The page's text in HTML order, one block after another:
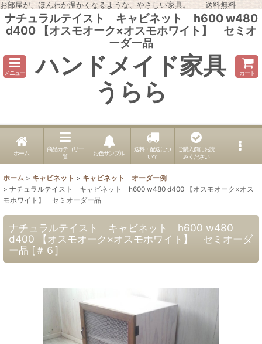
お部屋が、ほんわか温かくなるような、やさしい家具。 送料無料
ナチュラルテイスト キャビネット h600 w480
d400 【オスモオーク×オスモホワイト】 セミオ
ーダー品
メニュー ハンドメイド家具
うらら
カート
ホーム
商品カテゴリ一
覧
お色サンプル
送料・配送につ
いて
ご購入前にお読
みください
ホーム > キャビネット > キャビネット オーダー例
> ナチュラルテイスト キャビネット h600 w480 d400 【オスモオーク×オス
モホワイト】 セミオーダー品
ナチュラルテイスト キャビネット h600 w480
d400 【オスモオーク×オスモホワイト】 セミオーダ
ー品 [＃６]